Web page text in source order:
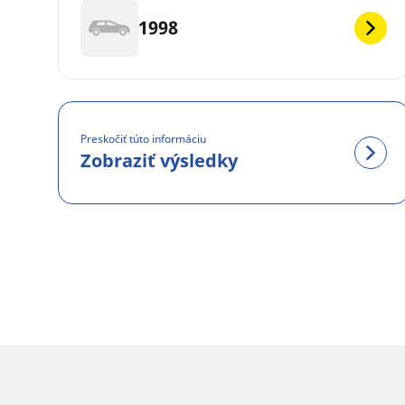
1998
Preskočiť túto informáciu
Zobraziť výsledky